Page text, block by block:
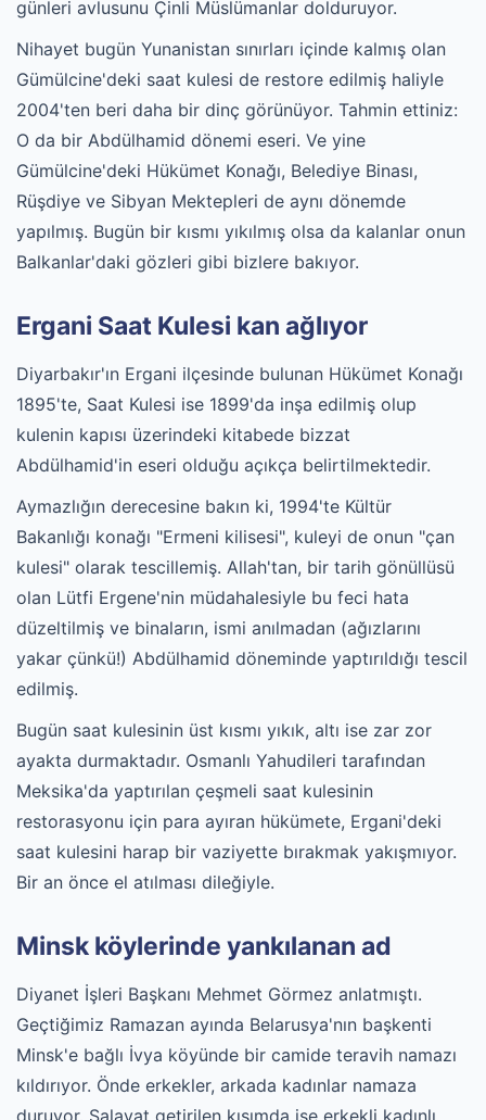
günleri avlusunu Çinli Müslümanlar dolduruyor.
Nihayet bugün Yunanistan sınırları içinde kalmış olan
Gümülcine'deki saat kulesi de restore edilmiş haliyle
2004'ten beri daha bir dinç görünüyor. Tahmin ettiniz:
O da bir Abdülhamid dönemi eseri. Ve yine
Gümülcine'deki Hükümet Konağı, Belediye Binası,
Rüşdiye ve Sibyan Mektepleri de aynı dönemde
yapılmış. Bugün bir kısmı yıkılmış olsa da kalanlar onun
Balkanlar'daki gözleri gibi bizlere bakıyor.
Ergani Saat Kulesi kan ağlıyor
Diyarbakır'ın Ergani ilçesinde bulunan Hükümet Konağı
1895'te, Saat Kulesi ise 1899'da inşa edilmiş olup
kulenin kapısı üzerindeki kitabede bizzat
Abdülhamid'in eseri olduğu açıkça belirtilmektedir.
Aymazlığın derecesine bakın ki, 1994'te Kültür
Bakanlığı konağı "Ermeni kilisesi", kuleyi de onun "çan
kulesi" olarak tescillemiş. Allah'tan, bir tarih gönüllüsü
olan Lütfi Ergene'nin müdahalesiyle bu feci hata
düzeltilmiş ve binaların, ismi anılmadan (ağızlarını
yakar çünkü!) Abdülhamid döneminde yaptırıldığı tescil
edilmiş.
Bugün saat kulesinin üst kısmı yıkık, altı ise zar zor
ayakta durmaktadır. Osmanlı Yahudileri tarafından
Meksika'da yaptırılan çeşmeli saat kulesinin
restorasyonu için para ayıran hükümete, Ergani'deki
saat kulesini harap bir vaziyette bırakmak yakışmıyor.
Bir an önce el atılması dileğiyle.
Minsk köylerinde yankılanan ad
Diyanet İşleri Başkanı Mehmet Görmez anlatmıştı.
Geçtiğimiz Ramazan ayında Belarusya'nın başkenti
Minsk'e bağlı İvya köyünde bir camide teravih namazı
kıldırıyor. Önde erkekler, arkada kadınlar namaza
duruyor. Salavat getirilen kısımda ise erkekli kadınlı